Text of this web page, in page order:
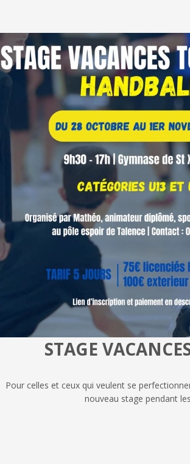
STAGE
Pour celles et ceux qui veulent se
nouveau stage pendant